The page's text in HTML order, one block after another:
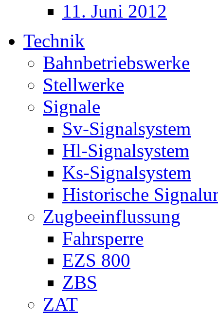
11. Juni 2012
Technik
Bahnbetriebswerke
Stellwerke
Signale
Sv-Signalsystem
Hl-Signalsystem
Ks-Signalsystem
Historische
Zugbeeinflussung
Fahrsperre
EZS 800
ZBS
ZAT